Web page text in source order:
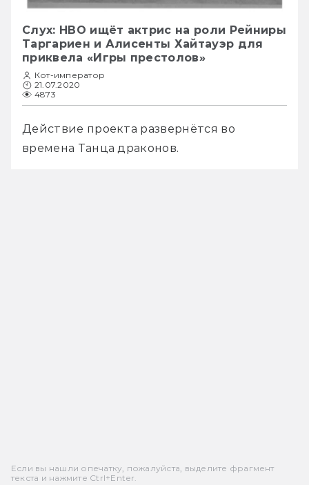
Слух: HBO ищёт актрис на роли Рейниры
Таргариен и Алисенты Хайтауэр для
приквела «Игры престолов»
Кот-император
21.07.2020
4873
Действие проекта развернётся во
времена Танца драконов.
Если вы нашли опечатку, пожалуйста, выделите фрагмент
текста и нажмите Ctrl+Enter.